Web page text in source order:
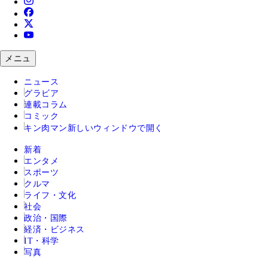
メニュ
ニュース
グラビア
連載コラム
コミック
キン肉マン 新しいウィンドウで開く
新着
エンタメ
スポーツ
クルマ
ライフ・文化
社会
政治・国際
経済・ビジネス
IT・科学
写真